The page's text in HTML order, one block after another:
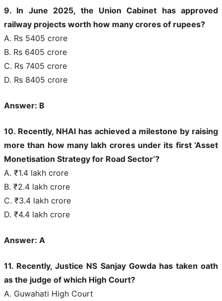
9. In June 2025, the Union Cabinet has approved
railway projects worth how many crores of rupees?
A. Rs 5405 crore
B. Rs 6405 crore
C. Rs 7405 crore
D. Rs 8405 crore
Answer: B
10. Recently, NHAI has achieved a milestone by raising
more than how many lakh crores under its first ‘Asset
Monetisation Strategy for Road Sector’?
A. ₹1.4 lakh crore
B. ₹2.4 lakh crore
C. ₹3.4 lakh crore
D. ₹4.4 lakh crore
Answer: A
11. Recently, Justice NS Sanjay Gowda has taken oath
as the judge of which High Court?
A. Guwahati High Court